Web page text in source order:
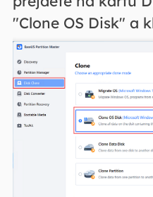
"Clone OS Disk" a